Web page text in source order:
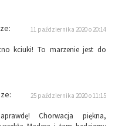
11 października 2020 o 20:14
kciuki! To marzenie jest do
25 października 2020 o 11:15
Chorwacja piękna,